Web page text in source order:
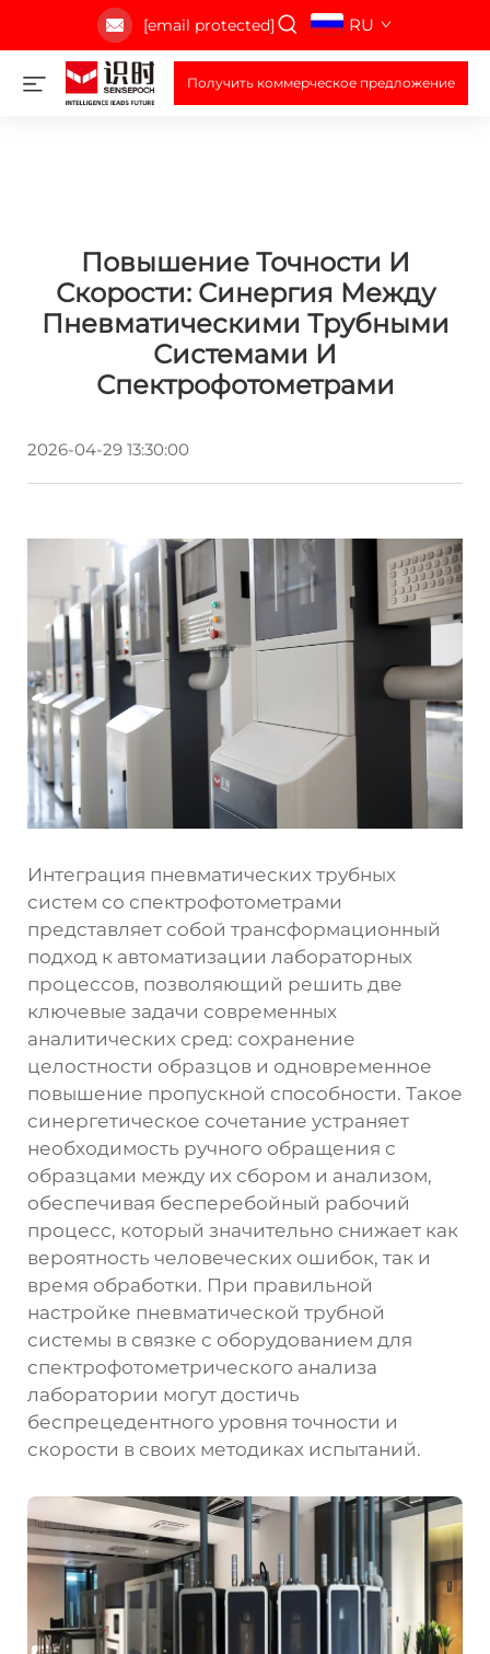
[email protected] RU
Получить коммерческое предложение
Повышение Точности И
Скорости: Синергия Между
Пневматическими Трубными
Системами И
Спектрофотометрами
2026-04-29 13:30:00
Интеграция пневматических трубных
систем со спектрофотометрами
представляет собой трансформационный
подход к автоматизации лабораторных
процессов, позволяющий решить две
ключевые задачи современных
аналитических сред: сохранение
целостности образцов и одновременное
повышение пропускной способности. Такое
синергетическое сочетание устраняет
необходимость ручного обращения с
образцами между их сбором и анализом,
обеспечивая бесперебойный рабочий
процесс, который значительно снижает как
вероятность человеческих ошибок, так и
время обработки. При правильной
настройке пневматической трубной
системы в связке с оборудованием для
спектрофотометрического анализа
лаборатории могут достичь
беспрецедентного уровня точности и
скорости в своих методиках испытаний.